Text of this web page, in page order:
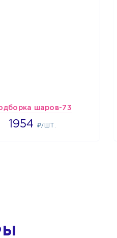
шаров-73
1954 ₽/ШТ.
1954